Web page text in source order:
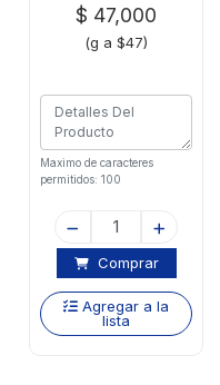
$ 47,000
(g a $47)
Maximo de caracteres
permitidos: 100
Comprar
Agregar a la
lista